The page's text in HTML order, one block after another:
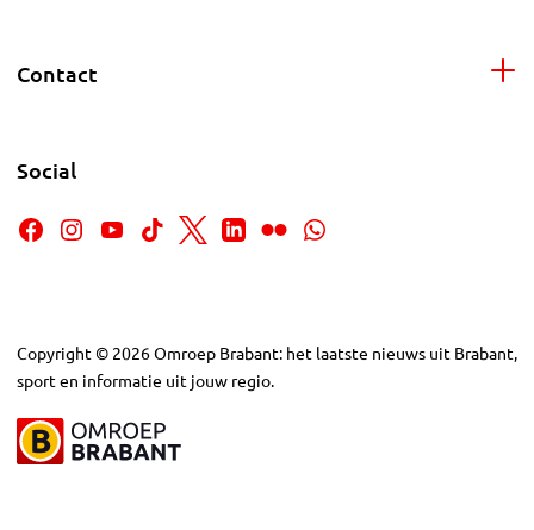
Contact
Social
Copyright © 2026Omroep Brabant: het laatste nieuws uit Brabant,
sport en informatie uit jouw regio.